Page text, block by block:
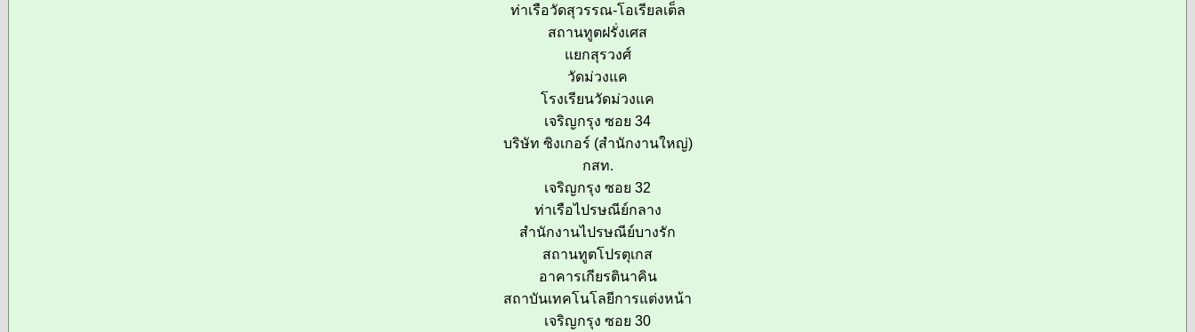
ท่าเรือวัดสุวรรณ-โอเรียลเต็ล
สถานทูตฝรั่งเศส
แยกสุรวงศ์
วัดม่วงแค
โรงเรียนวัดม่วงแค
เจริญกรุง ซอย 34
บริษัท ซิงเกอร์ (สำนักงานใหญ่)
กสท.
เจริญกรุง ซอย 32
ท่าเรือไปรษณีย์กลาง
สำนักงานไปรษณีย์บางรัก
สถานทูตโปรตุเกส
อาคารเกียรตินาคิน
สถาบันเทคโนโลยีการแต่งหน้า
เจริญกรุง ซอย 30